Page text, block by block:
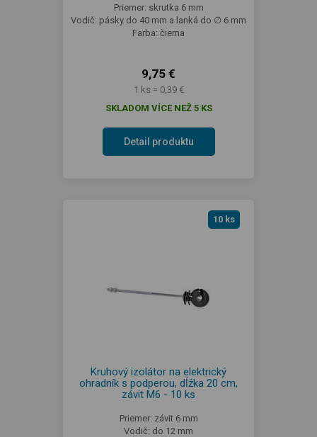
Priemer: skrutka 6 mm
Vodič: pásky do 40 mm a lanká do ∅ 6 mm
Farba: čierna
9,75 €
1 ks = 0,39 €
SKLADOM VÍCE NEŽ 5 KS
Detail produktu
10 ks
Kruhový izolátor na elektrický
ohradník s podperou, dĺžka 20 cm,
závit M6 - 10 ks
Priemer: závit 6 mm
Vodič: do 12 mm